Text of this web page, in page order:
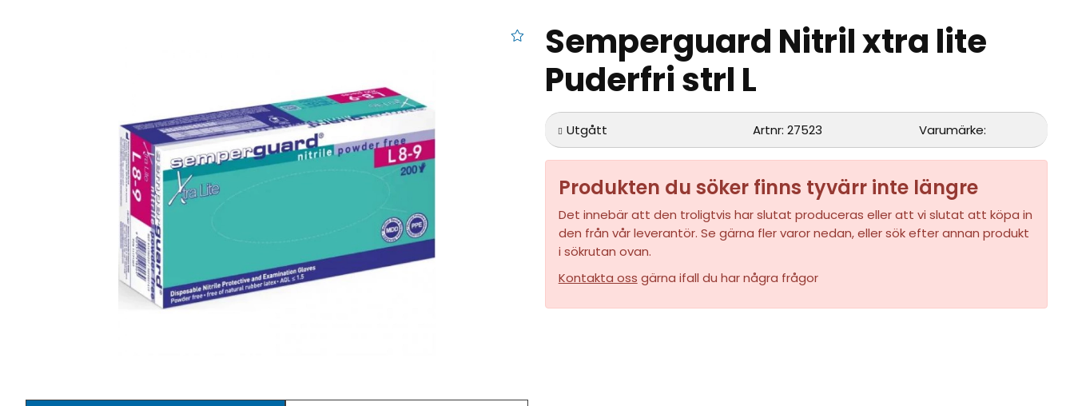
Semperguard Nitril xtra lite Puderfri strl L
Semperguard Nitril xtra lite
Puderfri strl L
Artnr: 27523 Varumärke:
Produkten du söker finns tyvärr inte längre
Det innebär att den troligtvis har slutat produceras eller att vi slutat att köpa in
den från vår leverantör. Se gärna fler varor nedan, eller sök efter annan produkt
i sökrutan ovan.
Kontakta oss gärna ifall du har några frågor